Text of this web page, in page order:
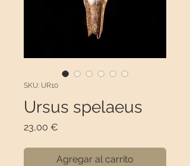
SKU: UR10
Ursus spelaeus
23,00 €
Agregar al carrito